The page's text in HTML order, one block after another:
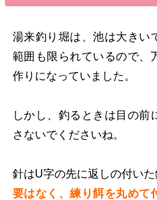
湯来釣り堀は、池は大きい
範囲も限られているので、
作り になっていました。
しかし、釣るときは目の前
さないでくださいね。
針はU字の先に返しの付いた
要はなく、練り餌を丸めて